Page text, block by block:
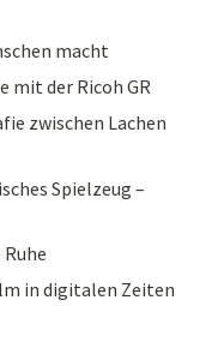
macht
der Ricoh GR
zwischen Lachen
Spielzeug –
in digitalen Zeiten